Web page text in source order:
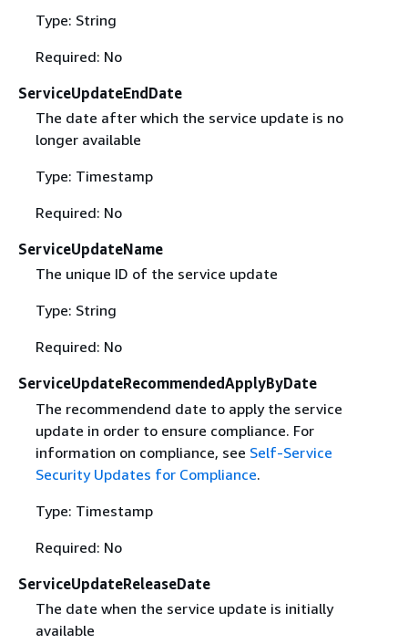
Type: String
Required: No
ServiceUpdateEndDate
The date after which the service update is no
longer available
Type: Timestamp
Required: No
ServiceUpdateName
The unique ID of the service update
Type: String
Required: No
ServiceUpdateRecommendedApplyByDate
The recommendend date to apply the service
update in order to ensure compliance. For
information on compliance, see Self-Service
Security Updates for Compliance.
Type: Timestamp
Required: No
ServiceUpdateReleaseDate
The date when the service update is initially
available